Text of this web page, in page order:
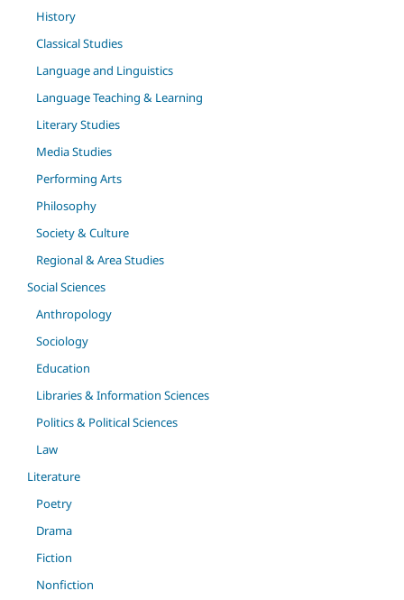
History
Classical Studies
Language and Linguistics
Language Teaching & Learning
Literary Studies
Media Studies
Performing Arts
Philosophy
Society & Culture
Regional & Area Studies
Social Sciences
Anthropology
Sociology
Education
Libraries & Information Sciences
Politics & Political Sciences
Law
Literature
Poetry
Drama
Fiction
Nonfiction